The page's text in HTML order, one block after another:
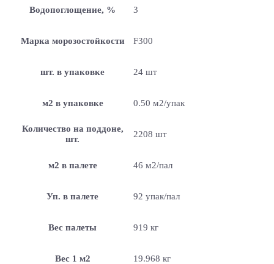
Водопоглощение, % 3
Марка морозостойкости F300
шт. в упаковке 24 шт
м2 в упаковке 0.50 м2/упак
Количество на поддоне,
шт.
2208 шт
м2 в палете 46 м2/пал
Уп. в палете 92 упак/пал
Вес палеты 919 кг
Вес 1 м2 19.968 кг